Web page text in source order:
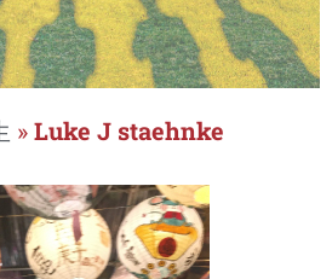
»Luke J staehnke